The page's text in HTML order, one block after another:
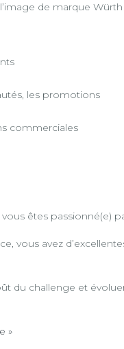
de marque Würth
les promotions
commerciales
êtes passionné(e)
vous avez
du challenge et
»